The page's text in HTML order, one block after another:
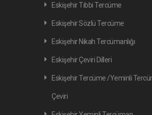
Eskişehir Tıbbi Tercüme
Eskişehir Sözlü Tercüme
Eskişehir Nikah Tercümanlığı
Eskişehir Çeviri Dilleri
Eskişehir Tercüme /Yeminli
Çeviri